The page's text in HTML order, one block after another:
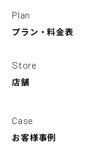
Plan
プラン・料金表
Store
店舗
Case
お客様事例